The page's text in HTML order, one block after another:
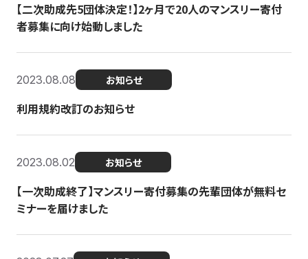
【二次助成先5団体決定！】2ヶ月で20人のマンスリー寄付
者募集に向け始動しました
2023.08.08 お知らせ
利用規約改訂のお知らせ
2023.08.02 お知らせ
【一次助成終了】マンスリー寄付募集の先輩団体が無料セ
ミナーを届けました